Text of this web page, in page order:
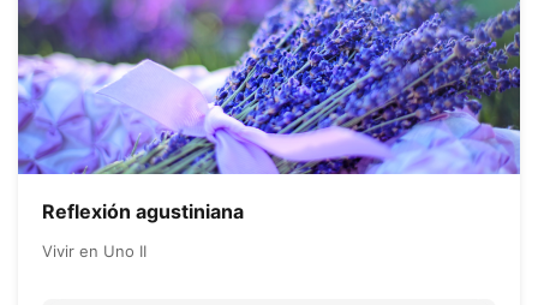
Reflexión agustiniana
Vivir en Uno II